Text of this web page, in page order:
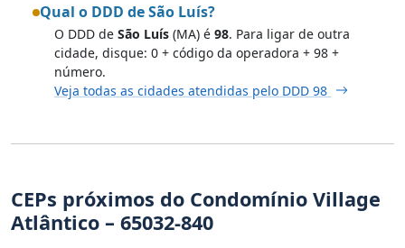
Qual o DDD de São Luís?
O DDD de São Luís (MA) é 98. Para ligar de outra
cidade, disque: 0 + código da operadora + 98 +
número.
Veja todas as cidades atendidas pelo DDD 98
CEPs próximos do Condomínio Village
Atlântico – 65032-840